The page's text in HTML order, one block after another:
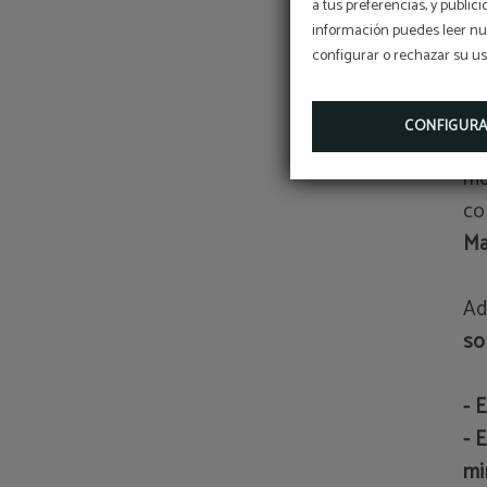
a tus preferencias, y
información puedes leer
configurar o rechazar su
-
-